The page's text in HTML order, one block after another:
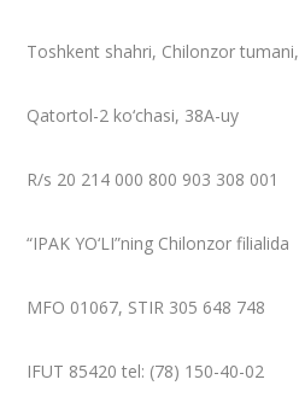
Toshkent shahri, Chilonzor tumani,
Qatortol-2 ko‘chasi, 38A-uy
R/s 20 214 000 800 903 308 001
“IPAK YO‘LI”ning Chilonzor filialida
MFO 01067, STIR 305 648 748
IFUT 85420 tel: (78) 150-40-02